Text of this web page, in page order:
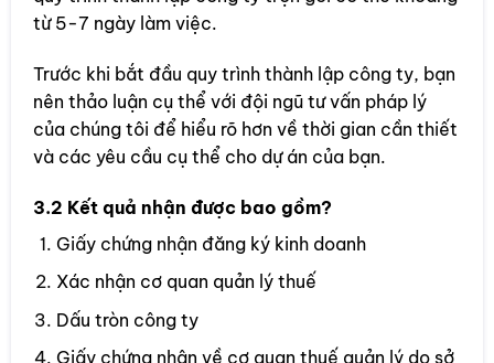
từ 5-7 ngày làm việc.
Trước khi bắt đầu quy trình thành lập công ty, bạn
nên thảo luận cụ thể với đội ngũ tư vấn pháp lý
của chúng tôi để hiểu rõ hơn về thời gian cần thiết
và các yêu cầu cụ thể cho dự án của bạn.
3.2 Kết quả nhận được bao gồm?
Giấy chứng nhận đăng ký kinh doanh
Xác nhận cơ quan quản lý thuế
Dấu tròn công ty
Giấy chứng nhận về cơ quan thuế quản lý do sở